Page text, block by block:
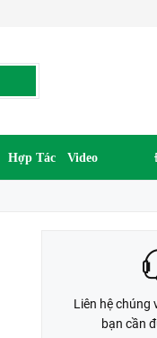
Hợp Tác Video
LIÊN
Liên hệ chúng
bạn cần